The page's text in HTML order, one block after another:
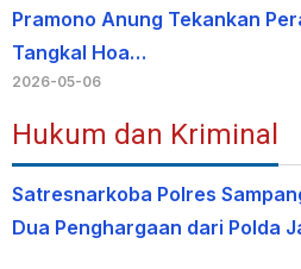
Pramono Anung Tekankan
Tangkal Hoa…
2026-05-06
Hukum dan Kriminal
Satresnarkoba Polres
Dua Penghargaan dari Polda